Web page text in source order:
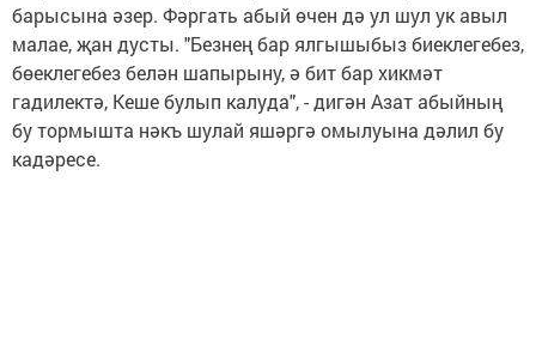
барысына әзер. Фәргать абый өчен дә ул шул ук авыл
малае, җан дусты. "Безнең бар ялгышыбыз биеклегебез,
бөеклегебез белән шапырыну, ә бит бар хикмәт
гадилектә, Кеше булып калуда", - дигән Азат абыйның
бу тормышта нәкъ шулай яшәргә омылуына дәлил бу
кадәресе.